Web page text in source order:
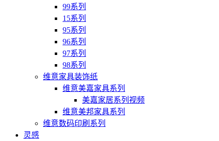
99系列
15系列
95系列
96系列
97系列
98系列
维意家具装饰纸
维意美嘉家具系列
美嘉家居系列视频
维意美邦家具系列
维意数码印刷系列
灵感